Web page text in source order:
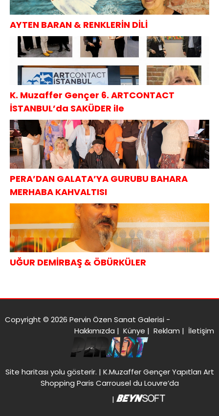
AYTEN BARAN & RENKLERİN DİLİ
K. Muzaffer Gençer 6. ARTCONTACT
İSTANBUL’da SAKÜDER ile
PERA’DAN GALATA’YA GURUBU BAHARA
MERHABA KAHVALTISI
UĞUR DEMİRBAŞ & ÖBÜRKÜLER
Copyright © 2026 Pervin Özen Sanat Galerisi -
Hakkımızda | Künye | Reklam | İletişim
Site haritası yolu gösterir. | K.Muzaffer Gençer Yapıtları Art
Shopping Paris Carrousel du Louvre’da
|